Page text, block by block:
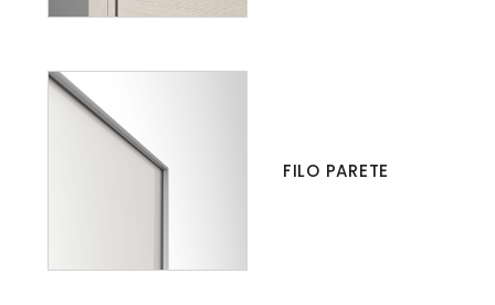
FILO PARETE